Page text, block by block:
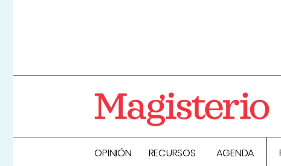
OPINIÓN RECURSOS AGENDA